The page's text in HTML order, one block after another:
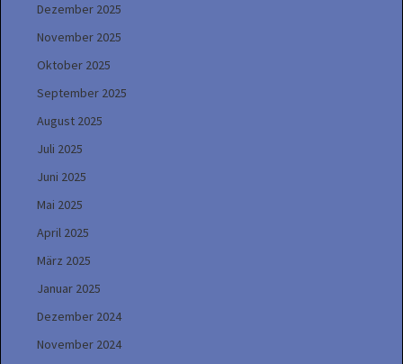
Dezember 2025
November 2025
Oktober 2025
September 2025
August 2025
Juli 2025
Juni 2025
Mai 2025
April 2025
März 2025
Januar 2025
Dezember 2024
November 2024